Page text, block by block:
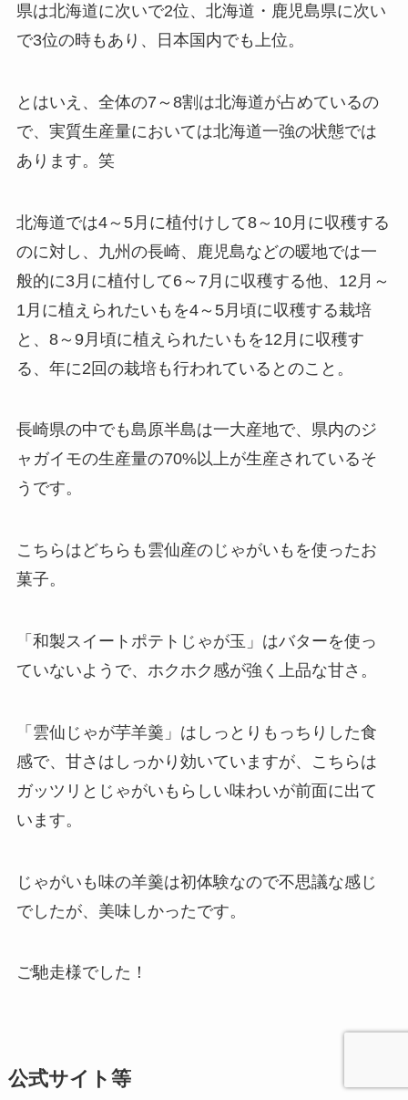
県は北海道に次いで2位、北海道・鹿児島県に次い
で3位の時もあり、日本国内でも上位。
とはいえ、全体の7～8割は北海道が占めているの
で、実質生産量においては北海道一強の状態では
あります。笑
北海道では4～5月に植付けして8～10月に収穫する
のに対し、九州の長崎、鹿児島などの暖地では一
般的に3月に植付して6～7月に収穫する他、12月～
1月に植えられたいもを4～5月頃に収穫する栽培
と、8～9月頃に植えられたいもを12月に収穫す
る、年に2回の栽培も行われているとのこと。
長崎県の中でも島原半島は一大産地で、県内のジ
ャガイモの生産量の70%以上が生産されているそ
うです。
こちらはどちらも雲仙産のじゃがいもを使ったお
菓子。
「和製スイートポテトじゃが玉」はバターを使っ
ていないようで、ホクホク感が強く上品な甘さ。
「雲仙じゃが芋羊羹」はしっとりもっちりした食
感で、甘さはしっかり効いていますが、こちらは
ガッツリとじゃがいもらしい味わいが前面に出て
います。
じゃがいも味の羊羹は初体験なので不思議な感じ
でしたが、美味しかったです。
ご馳走様でした！
公式サイト等